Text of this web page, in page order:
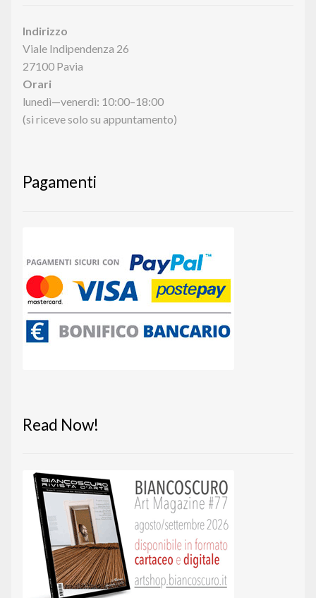
Indirizzo
Viale Indipendenza 26
27100 Pavia
Orari
lunedì—venerdì: 10:00–18:00
(si riceve solo su appuntamento)
Pagamenti
Read Now!